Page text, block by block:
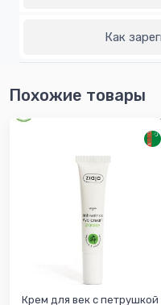
Как
Похожие товары
Крем для век с петрушкой